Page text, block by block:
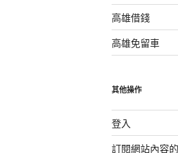
高雄借錢
高雄免留車
其他操作
登入
訂閱網站內容